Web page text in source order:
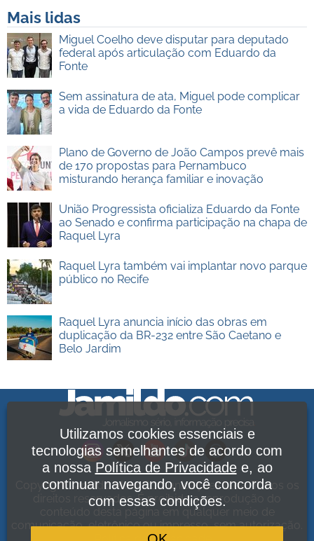
Mais lidas
Miguel Coelho deve disputar para deputado
federal após articulação com Eduardo da
Fonte
Sem assinatura de ata, Miguel pode complicar
a vida de Eduardo da Fonte
Plano de Governo de João Campos prevê mais
de 170 propostas para Pernambuco
misturando herança familiar e inovação
União Progressista oficializa Eduardo da Fonte
ao Senado e confirma participação na chapa de
Raquel Lyra
Raquel Lyra também vai implantar novo parque
público no Recife
Raquel Lyra anuncia início das obras em
duplicação da BR-232 entre São Caetano e
Belo Jardim
Copyright Jamildo Melo Comunicações Ltda. Todos os
direitos reservados. É proibida a reprodução do
conteúdo desta página em qualquer meio de
comunicação, eletrônico ou impresso, sem autorização.
Utilizamos cookies essenciais e
tecnologias semelhantes de acordo com
a nossa Política de Privacidadee, ao
continuar navegando, você concorda
com essas condições.